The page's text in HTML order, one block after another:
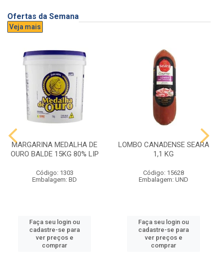
Ofertas da Semana
Veja mais
MARGARINA MEDALHA DE
OURO BALDE 15KG 80% LIP
Código: 1303
Embalagem: BD
Faça seu login ou
cadastre-se para
ver preços e
comprar
LOMBO CANADENSE SEARA
1,1 KG
Código: 15628
Embalagem: UND
Faça seu login ou
cadastre-se para
ver preços e
comprar